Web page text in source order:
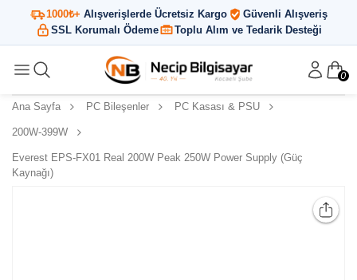
1000₺+ Alışverişlerde Ücretsiz Kargo
Güvenli Alışveriş
SSL Korumalı Ödeme
Toplu Alım ve Tedarik Desteği
0
Ana Sayfa PC Bileşenler PC Kasası & PSU
200W-399W
Everest EPS-FX01 Real 200W Peak 250W Power Supply (Güç
Kaynağı)